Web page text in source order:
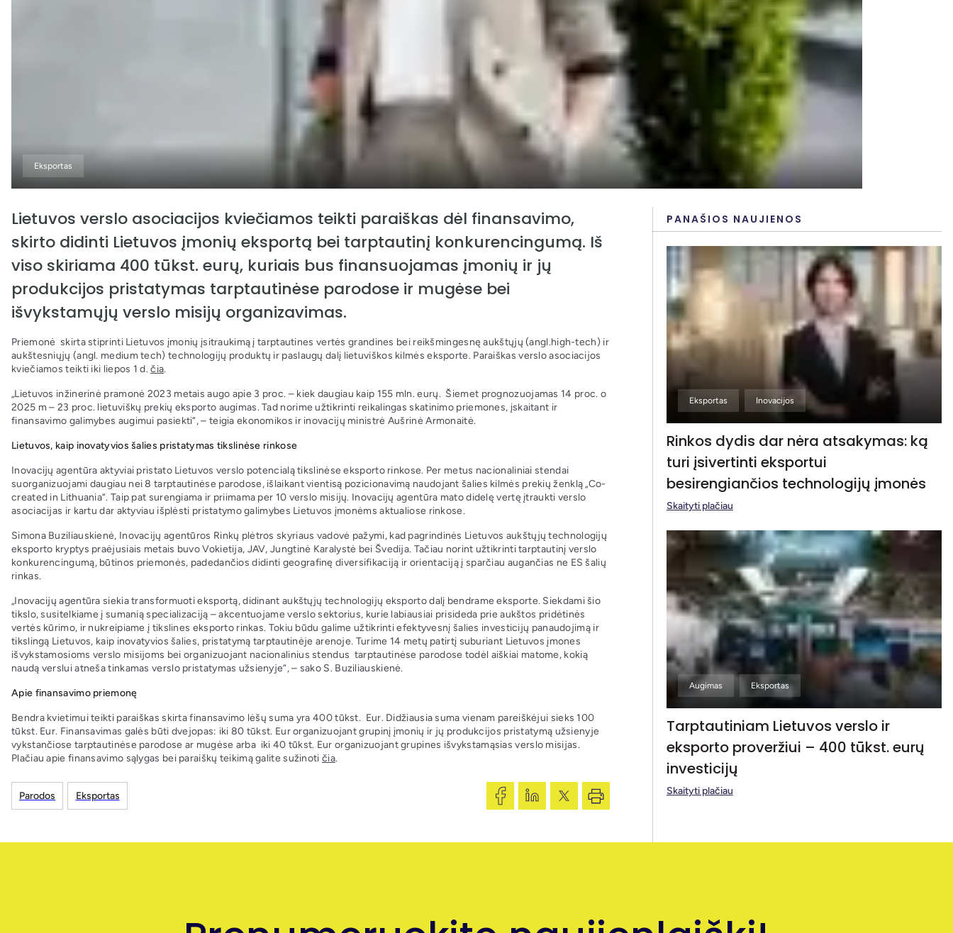
Eksportas
Lietuvos verslo asociacijos kviečiamos teikti paraiškas dėl finansavimo,
skirto didinti Lietuvos įmonių eksportą bei tarptautinį konkurencingumą. Iš
viso skiriama 400 tūkst. eurų, kuriais bus finansuojamas įmonių ir jų
produkcijos pristatymas tarptautinėse parodose ir mugėse bei
išvykstamųjų verslo misijų organizavimas.
Priemonė skirta stiprinti Lietuvos įmonių įsitraukimą į tarptautines vertės grandines bei reikšmingesnę aukštųjų (angl.high-tech) ir
aukštesniųjų (angl. medium tech) technologijų produktų ir paslaugų dalį lietuviškos kilmės eksporte. Paraiškas verslo asociacijos
kviečiamos teikti iki liepos 1 d.čia.
„Lietuvos inžinerinė pramonė 2023 metais augo apie 3 proc. – kiek daugiau kaip 155 mln. eurų. Šiemet prognozuojamas 14 proc. o
2025 m – 23 proc. lietuviškų prekių eksporto augimas. Tad norime užtikrinti reikalingas skatinimo priemones, įskaitant ir
finansavimo galimybes augimui pasiekti“, – teigia ekonomikos ir inovacijų ministrė Aušrinė Armonaitė.
Lietuvos, kaip inovatyvios šalies pristatymas tikslinėse rinkose
Inovacijų agentūra aktyviai pristato Lietuvos verslo potencialą tikslinėse eksporto rinkose. Per metus nacionaliniai stendai
suorganizuojami daugiau nei 8 tarptautinėse parodose, išlaikant vientisą pozicionavimą naudojant šalies kilmės prekių ženklą „Co-
created in Lithuania“. Taip pat surengiama ir priimama per 10 verslo misijų. Inovacijų agentūra mato didelę vertę įtraukti verslo
asociacijas ir kartu dar aktyviau išplėsti pristatymo galimybes Lietuvos įmonėms aktualiose rinkose.
Simona Buziliauskienė, Inovacijų agentūros Rinkų plėtros skyriaus vadovė pažymi, kad pagrindinės Lietuvos aukštųjų technologijų
eksporto kryptys praėjusiais metais buvo Vokietija, JAV, Jungtinė Karalystė bei Švedija. Tačiau norint užtikrinti tarptautinį verslo
konkurencingumą, būtinos priemonės, padedančios didinti geografinę diversifikaciją ir orientaciją į sparčiau augančias ne ES šalių
rinkas.
„Inovacijų agentūra siekia transformuoti eksportą, didinant aukštųjų technologijų eksporto dalį bendrame eksporte. Siekdami šio
tikslo, susitelkiame į sumanią specializaciją – akcentuojame verslo sektorius, kurie labiausiai prisideda prie aukštos pridėtinės
vertės kūrimo, ir nukreipiame į tikslines eksporto rinkas. Tokiu būdu galime užtikrinti efektyvesnį šalies investicijų panaudojimą ir
tikslingą Lietuvos, kaip inovatyvios šalies, pristatymą tarptautinėje arenoje. Turime 14 metų patirtį suburiant Lietuvos įmones
išvykstamosioms verslo misijoms bei organizuojant nacionalinius stendus tarptautinėse parodose todėl aiškiai matome, kokią
naudą verslui atneša tinkamas verslo pristatymas užsienyje“, – sako S. Buziliauskienė.
Apie finansavimo priemonę
Bendra kvietimui teikti paraiškas skirta finansavimo lėšų suma yra 400 tūkst. Eur. Didžiausia suma vienam pareiškėjui sieks 100
tūkst. Eur. Finansavimas galės būti dvejopas: iki 80 tūkst. Eur organizuojant grupinį įmonių ir jų produkcijos pristatymą užsienyje
vykstančiose tarptautinėse parodose ar mugėse arba iki 40 tūkst. Eur organizuojant grupines išvykstamąsias verslo misijas.
Plačiau apie finansavimo sąlygas bei paraiškų teikimą galite sužinoti čia.
Parodos Eksportas
PANAŠIOS NAUJIENOS
Eksportas Inovacijos
Rinkos dydis dar nėra atsakymas: ką
turi įsivertinti eksportui
besirengiančios technologijų įmonės
Skaityti plačiau
Augimas Eksportas
Tarptautiniam Lietuvos verslo ir
eksporto proveržiui – 400 tūkst. eurų
investicijų
Skaityti plačiau